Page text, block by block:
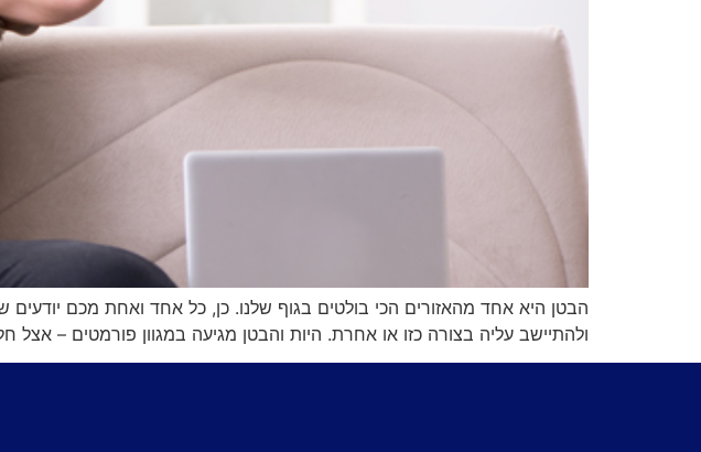
הבטן היא אחד מהאזורים הכי בולטים בגוף שלנו. כן, כל אחד ואחת מכם
ולהתיישב עליה בצורה כזו או אחרת. היות והבטן מגיעה במגוון פורמטים –